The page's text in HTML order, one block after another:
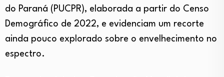
do Paraná (PUCPR), elaborada a partir do Censo
Demográfico de 2022, e evidenciam um recorte
ainda pouco explorado sobre o envelhecimento no
espectro.